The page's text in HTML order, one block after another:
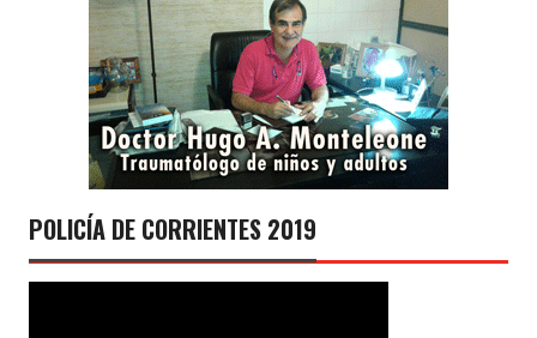
POLICÍA DE CORRIENTES 2019